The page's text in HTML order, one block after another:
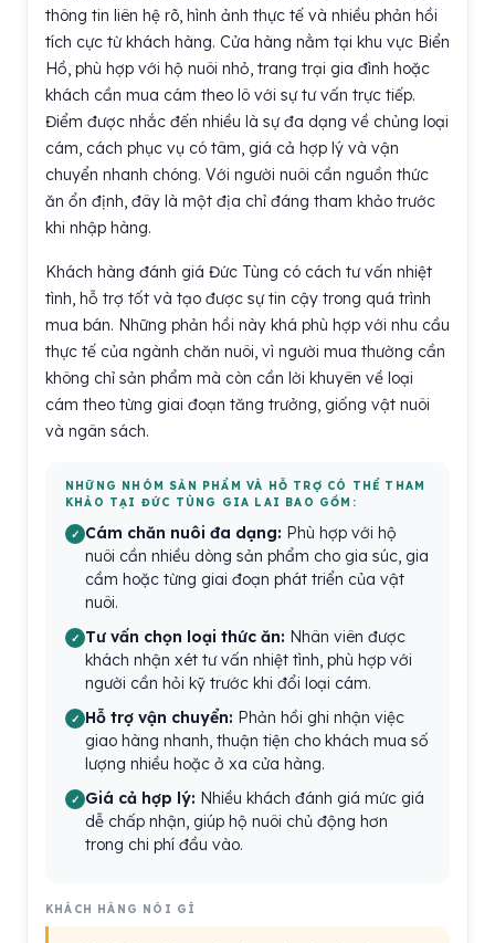
thông tin liên hệ rõ, hình ảnh thực tế và nhiều phản hồi
tích cực từ khách hàng. Cửa hàng nằm tại khu vực Biển
Hồ, phù hợp với hộ nuôi nhỏ, trang trại gia đình hoặc
khách cần mua cám theo lô với sự tư vấn trực tiếp.
Điểm được nhắc đến nhiều là sự đa dạng về chủng loại
cám, cách phục vụ có tâm, giá cả hợp lý và vận
chuyển nhanh chóng. Với người nuôi cần nguồn thức
ăn ổn định, đây là một địa chỉ đáng tham khảo trước
khi nhập hàng.
Khách hàng đánh giá Đức Tùng có cách tư vấn nhiệt
tình, hỗ trợ tốt và tạo được sự tin cậy trong quá trình
mua bán. Những phản hồi này khá phù hợp với nhu cầu
thực tế của ngành chăn nuôi, vì người mua thường cần
không chỉ sản phẩm mà còn cần lời khuyên về loại
cám theo từng giai đoạn tăng trưởng, giống vật nuôi
và ngân sách.
NHỮNG NHÓM SẢN PHẨM VÀ HỖ TRỢ CÓ THỂ THAM
KHẢO TẠI ĐỨC TÙNG GIA LAI BAO GỒM:
Cám chăn nuôi đa dạng: Phù hợp với hộ
nuôi cần nhiều dòng sản phẩm cho gia súc, gia
cầm hoặc từng giai đoạn phát triển của vật
nuôi.
Tư vấn chọn loại thức ăn: Nhân viên được
khách nhận xét tư vấn nhiệt tình, phù hợp với
người cần hỏi kỹ trước khi đổi loại cám.
Hỗ trợ vận chuyển: Phản hồi ghi nhận việc
giao hàng nhanh, thuận tiện cho khách mua số
lượng nhiều hoặc ở xa cửa hàng.
Giá cả hợp lý: Nhiều khách đánh giá mức giá
dễ chấp nhận, giúp hộ nuôi chủ động hơn
trong chi phí đầu vào.
KHÁCH HÀNG NÓI GÌ